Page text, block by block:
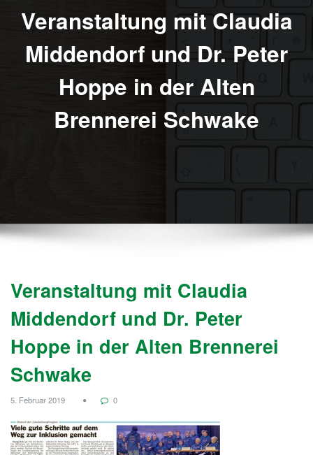
Veranstaltung mit Claudia
Middendorf und Dr. Peter
Hoppe in der Alten
Brennerei Schwake
Veranstaltung mit Claudia
Middendorf und Dr. Peter
Hoppe in der Alten Brennerei
Schwake
5. Februar 2019 0